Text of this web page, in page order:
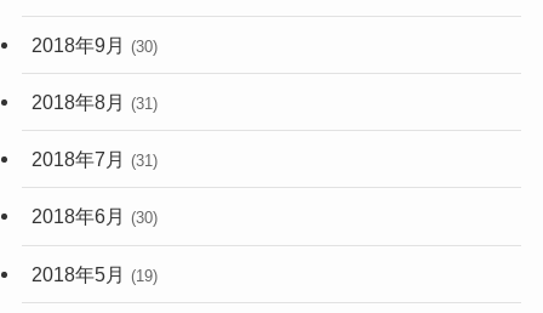
2018年9月 (30)
2018年8月 (31)
2018年7月 (31)
2018年6月 (30)
2018年5月 (19)